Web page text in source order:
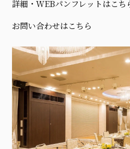
詳細・WEBパンフレットはこち
お問い合わせはこちら